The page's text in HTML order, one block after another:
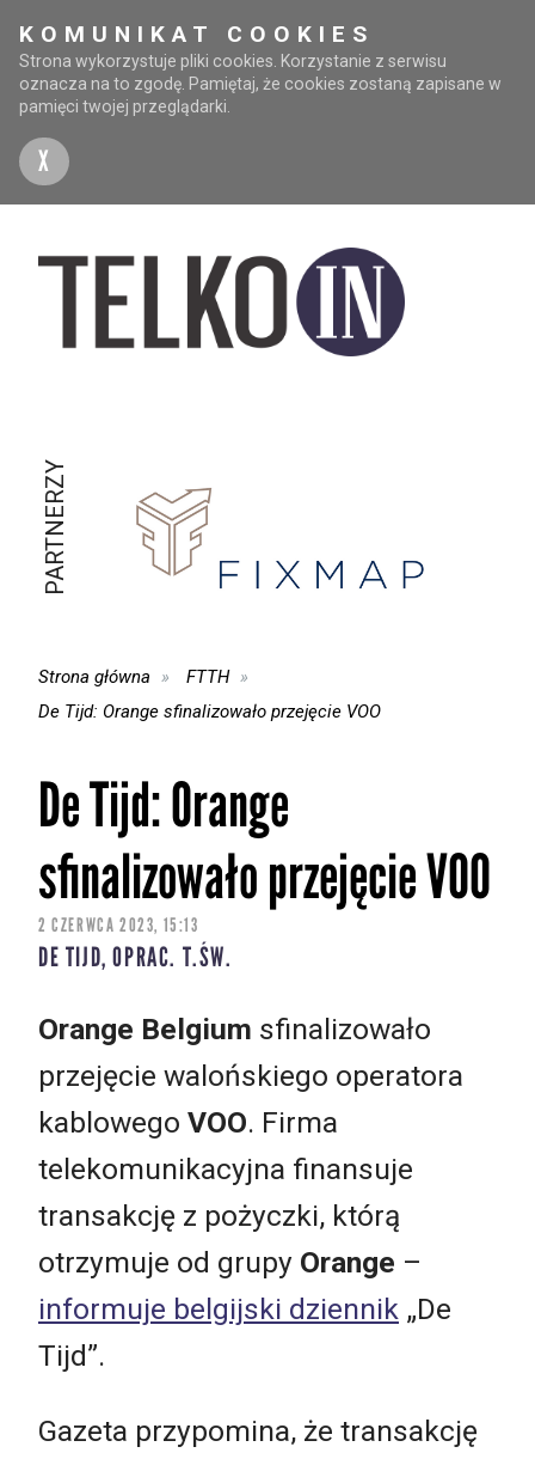
KOMUNIKAT COOKIES
Strona wykorzystuje pliki cookies. Korzystanie z serwisu
oznacza na to zgodę. Pamiętaj, że cookies zostaną zapisane w
pamięci twojej przeglądarki.
X
PARTNERZY
Strona główna
FTTH
De Tijd: Orange sfinalizowało przejęcie VOO
De Tijd: Orange
sfinalizowało przejęcie VOO
2 CZERWCA 2023, 15:13
DE TIJD, OPRAC. T.ŚW.
Orange Belgium sfinalizowało
przejęcie walońskiego operatora
kablowego VOO. Firma
telekomunikacyjna finansuje
transakcję z pożyczki, którą
otrzymuje od grupy Orange –
informuje belgijski dziennik „De
Tijd”.
Gazeta przypomina, że transakcję